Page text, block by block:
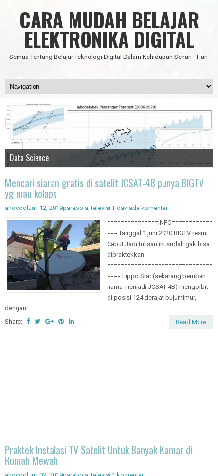
CARA MUDAH BELAJAR
ELEKTRONIKA DIGITAL
Semua Tentang Belajar Teknologi Digital Dalam Kehidupan Sehari - Hari
IC Timer 555 yang Multifungsi
Data Science
JAM DIGITAL 6 DIGIT TANPA MICRO FULL CMOS
Node Red - Kontrol Industri 4.0
Mencari siaran gratis di satelit JCSAT-4B punya BIGTV
yg mau kolaps
Juli 12, 2019 parabola ,
=== Tanggal 1 juni 2020 BIGTV resmi
Cabut Jadi tulisan ini sudah gak bisa
dipraktekkan
==== Lippo Star (sekarang berubah
nama menjadi JCSAT 4B) mengorbit
di posisi 124 derajat bujur timur,
dengan...
Praktek Instalasi TV Satelit Untuk Banyak Kamar di
Rumah Mewah